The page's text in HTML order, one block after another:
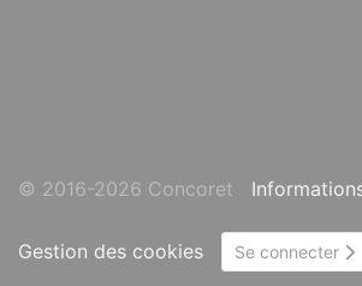
© 2016-2026 Concoret
Gestion des cookies Se connecter